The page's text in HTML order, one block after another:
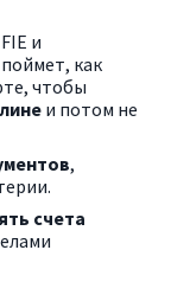
и
поймет, как
чтобы
и потом не
,
счета